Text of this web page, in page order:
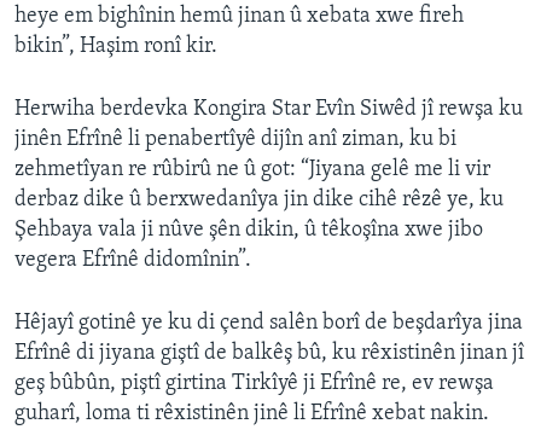
heye em bighînin hemû jinan û xebata xwe fireh
bikin”, Haşim ronî kir.
Herwiha berdevka Kongira Star Evîn Siwêd jî rewşa ku
jinên Efrînê li penabertîyê dijîn anî ziman, ku bi
zehmetîyan re rûbirû ne û got: “Jiyana gelê me li vir
derbaz dike û berxwedanîya jin dike cihê rêzê ye, ku
Şehbaya vala ji nûve şên dikin, û têkoşîna xwe jibo
vegera Efrînê didomînin”.
Hêjayî gotinê ye ku di çend salên borî de beşdarîya jina
Efrînê di jiyana giştî de balkêş bû, ku rêxistinên jinan jî
geş bûbûn, piştî girtina Tirkîyê ji Efrînê re, ev rewşa
guharî, loma ti rêxistinên jinê li Efrînê xebat nakin.